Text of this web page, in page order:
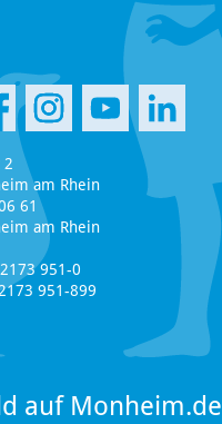
2
am Rhein
61
am Rhein
951-0
951-899
auf Monheim.de